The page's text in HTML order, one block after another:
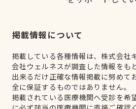
掲載情報について
掲載している各種情報は、株式会社
会社ウェルネスが調査した情報をも
出来るだけ正確な情報掲載に努めて
全に保証するものではありません。
掲載されている医療機関へ受診を希